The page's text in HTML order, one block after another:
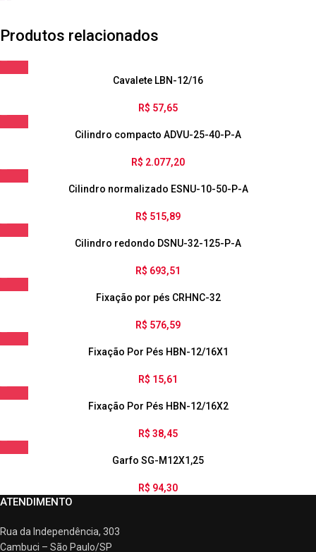
Produtos relacionados
Cavalete LBN-12/16
R$ 57,65
Cilindro compacto ADVU-25-40-P-A
R$ 2.077,20
Cilindro normalizado ESNU-10-50-P-A
R$ 515,89
Cilindro redondo DSNU-32-125-P-A
R$ 693,51
Fixação por pés CRHNC-32
R$ 576,59
Fixação Por Pés HBN-12/16X1
R$ 15,61
Fixação Por Pés HBN-12/16X2
R$ 38,45
Garfo SG-M12X1,25
R$ 94,30
ATENDIMENTO
Rua da Independência, 303
Cambuci – São Paulo/SP